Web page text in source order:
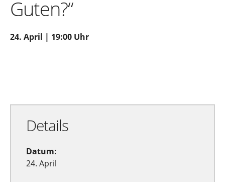
Guten?“
24. April | 19:00 Uhr
Details
Datum:
24. April